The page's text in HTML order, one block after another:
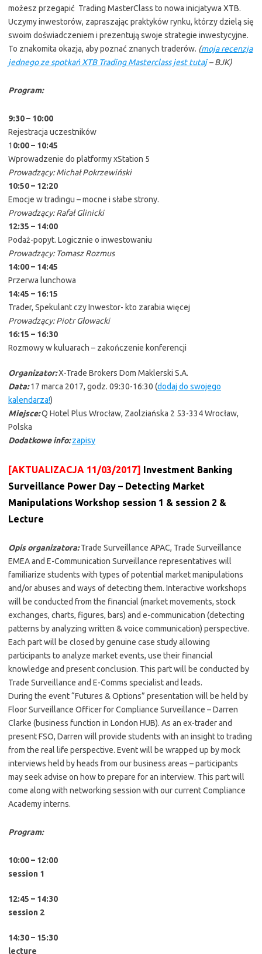
możesz przegapić Trading MasterClass to nowa inicjatywa XTB.
Uczymy inwestorów, zapraszając praktyków rynku, którzy dzielą się
swoim doświadczeniem i prezentują swoje strategie inwestycyjne.
To znakomita okazja, aby poznać znanych traderów. (moja recenzja
jednego ze spotkań XTB Trading Masterclass jest tutaj– BJK)
Program:
9:30 – 10:00
Rejestracja uczestników
1 0:00 – 10:45
Wprowadzenie do platformy xStation 5
Prowadzący: Michał Pokrzewiński
10:50 – 12:20
Emocje w tradingu – mocne i słabe strony.
Prowadzący: Rafał Glinicki
12:35 – 14:00
Podaż-popyt. Logicznie o inwestowaniu
Prowadzący: Tomasz Rozmus
14:00 – 14:45
Przerwa lunchowa
14:45 – 16:15
Trader, Spekulant czy Inwestor- kto zarabia więcej
Prowadzący: Piotr Głowacki
16:15 – 16:30
Rozmowy w kuluarach – zakończenie konferencji
Organizator:X-Trade Brokers Dom Maklerski S.A.
Data:17 marca 2017, godz. 09:30-16:30 (dodaj do swojego
kalendarza!)
Miejsce:Q Hotel Plus Wrocław, Zaolziańska 2 53-334 Wrocław,
Polska
Dodatkowe info:zapisy
[AKTUALIZACJA 11/03/2017] Investment Banking
Surveillance Power Day – Detecting Market
Manipulations Workshop session 1 & session 2 &
Lecture
Opis organizatora: Trade Surveillance APAC, Trade Surveillance
EMEA and E-Communication Surveillance representatives will
familiarize students with types of potential market manipulations
and/or abuses and ways of detecting them. Interactive workshops
will be conducted from the financial (market movements, stock
exchanges, charts, figures, bars) and e-communication (detecting
patterns by analyzing written & voice communication) perspective.
Each part will be closed by genuine case study allowing
participants to analyze market events, use their financial
knowledge and present conclusion. This part will be conducted by
Trade Surveillance and E-Comms specialist and leads.
During the event “Futures & Options” presentation will be held by
Floor Surveillance Officer for Compliance Surveillance – Darren
Clarke (business function in London HUB). As an ex-trader and
present FSO, Darren will provide students with an insight to trading
from the real life perspective. Event will be wrapped up by mock
interviews held by heads from our business areas – participants
may seek advise on how to prepare for an interview. This part will
come along with networking session with our current Compliance
Academy interns.
Program:
10:00 – 12:00
session 1
12:45 – 14:30
session 2
14:30 – 15:30
lecture